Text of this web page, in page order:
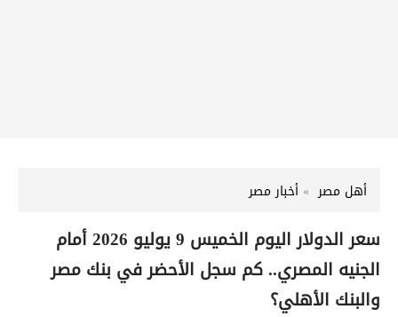
أهل مصر أخبار مصر
سعر الدولار اليوم الخميس 9 يوليو 2026 أمام
الجنيه المصري.. كم سجل الأحضر في بنك مصر
والبنك الأهلي؟